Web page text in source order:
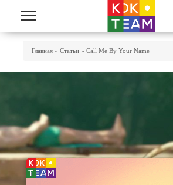
Перейти к основному содержанию
Главная » Статьи » Call Me By Your Name